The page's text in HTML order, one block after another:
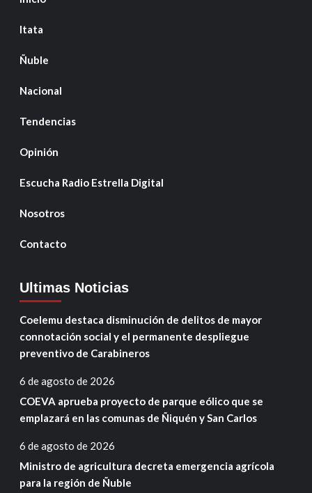
Itata
Ñuble
Nacional
Tendencias
Opinión
Escucha Radio Estrella Digital
Nosotros
Contacto
Ultimas Noticias
Coelemu destaca disminución de delitos de mayor
connotación social y el permanente despliegue
preventivo de Carabineros
6 de agosto de 2026
COEVA aprueba proyecto de parque eólico que se
emplazará en las comunas de Ñiquén y San Carlos
6 de agosto de 2026
Ministro de agricultura decreta emergencia agrícola
para la región de Ñuble